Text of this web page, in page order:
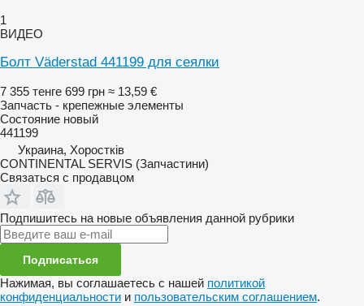
1
ВИДЕО
Болт Väderstad 441199 для сеялки
7 355 тенге 699 грн ≈ 13,59 €
Запчасть - крепежные элементы
Состояние новый
441199
Украина, Хоростків
CONTINENTAL SERVIS (Запчастини)
Связаться с продавцом
Подпишитесь на новые объявления данной рубрики
Подписаться
Нажимая, вы соглашаетесь с нашей политикой
конфиденциальности и пользовательским соглашением.